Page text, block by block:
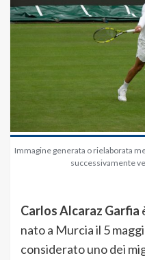
Immagine generata o rielaborata
successivamente
Carlos Alcaraz Garfia
nato a Murcia il 5
considerato uno dei